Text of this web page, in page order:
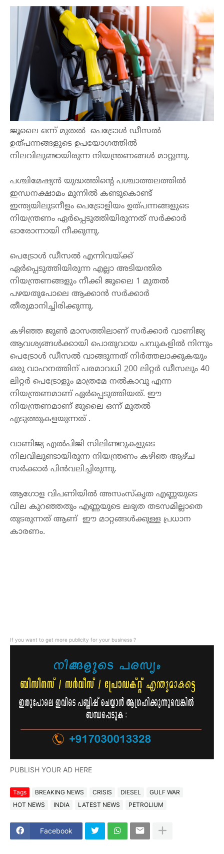
ജൂലൈ ഒന്ന് മുതൽ പെട്രോൾ ഡീസൽ
ഉത്പന്നങ്ങളുടെ ഉപയോഗത്തിൽ
നിലവിലുണ്ടായിരുന്ന നിയന്ത്രണങ്ങൾ മാറ്റുന്നു.
പശ്ചിമേഷ്യൻ യുദ്ധത്തിന്റെ പശ്ചാത്തലത്തിൽ
ഇന്ധനക്ഷാമം മുന്നിൽ കണ്ടുകൊണ്ട്
ഇന്ത്യയിലുടനീളം പെട്രോളിയം ഉത്പന്നങ്ങളുടെ
നിയന്ത്രണം ഏർപ്പെടുത്തിയിരുന്നത് സർക്കാർ
ഓരോന്നായി നീക്കുന്നു.
പെട്രോൾ ഡീസൽ
എന്നിവയ്‌ക്ക്
ഏർപ്പെടുത്തിയിരുന്ന എല്ലാ അടിയന്തിര
നിയന്ത്രണങ്ങളും നീക്കി ജൂലൈ 1 മുതൽ
പഴയതുപോലെ ആക്കാൻ സർക്കാർ
തീരുമാനിച്ചിരിക്കുന്നു.
കഴിഞ്ഞ ജൂൺ മാസത്തിലാണ് സർക്കാർ വാണിജ്യ
ആവശ്യങ്ങൾക്കായി പൊതുവായ പമ്പുകളിൽ നിന്നും
പെട്രോൾ ഡീസൽ വാങ്ങുന്നത് നിർത്തലാക്കുകയും
ഒരു വാഹനത്തിന് പരമാവധി 200 ലിറ്റർ ഡീസലും
ലിറ്റർ പെട്രോളും മാത്രമേ നൽകാവൂ എന്ന
നിയന്ത്രണമാണ് ഏർപ്പെടുത്തിയത്. ഈ
നിയന്ത്രണമാണ് ജൂലൈ ഒന്ന് മുതൽ
എടുത്തുകളയുന്നത് .
വാണിജ്യ എൽപിജി സിലിണ്ടറുകളുടെ
നിലവിലുണ്ടായിരുന്ന നിയന്ത്രണം കഴിഞ ആഴ്ച
സർക്കാർ പിൻവലിച്ചിരുന്നു.
ആഗോള വിപണിയിൽ അസംസ്കൃത എണ്ണയുടെ
വില കുറഞ്ഞതും എണ്ണയുടെ ലഭ്യത തടസമില്ലാതെ
തുടരുന്നത് ആണ് ഈ മാറ്റങ്ങൾക്കുള്ള പ്രധാന
കാരണം.
If you want to get more publicity for your business ?
PUBLISH YOUR AD HERE
Tags BREAKING NEWS CRISIS DIESEL
GULF WAR
HOT NEWS
INDIA LATEST NEWS PETROLIUM
Facebook